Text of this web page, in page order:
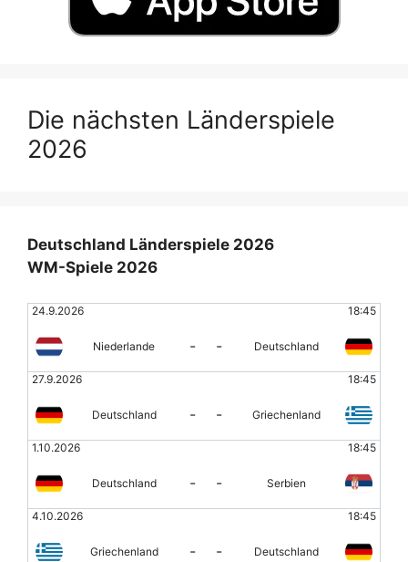
Die nächsten Länderspiele
2026
Deutschland Länderspiele 2026
WM-Spiele 2026
24.9.2026 18:45
Niederlande - - Deutschland
27.9.2026 18:45
Deutschland - - Griechenland
1.10.2026 18:45
Deutschland - - Serbien
4.10.2026 18:45
Griechenland - - Deutschland